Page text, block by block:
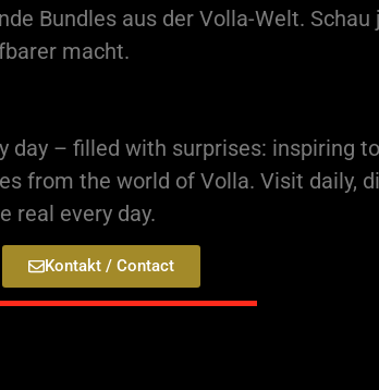
Bundles aus der Volla-Welt.
macht.
day – filled with surprises: inspiring
from the world of Volla. Visit daily,
real every day.
Kontakt / Contact